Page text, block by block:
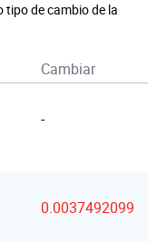
tipo de cambio de la
Cambiar
-
0.0037492099